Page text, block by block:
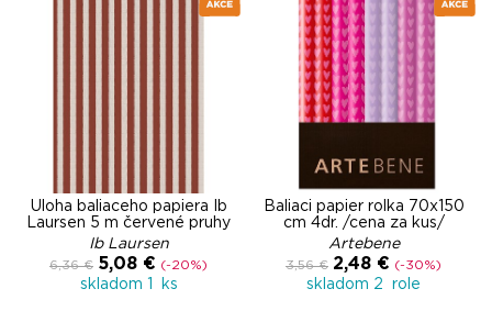
Úloha baliaceho papiera Ib
Laursen 5 m červené pruhy
Ib Laursen
6,36 € 5,08 € (-20%)
skladom 1 ks
Baliaci papier rolka 70x150
cm 4dr. /cena za kus/
Artebene
3,56 € 2,48 € (-30%)
skladom 2 role